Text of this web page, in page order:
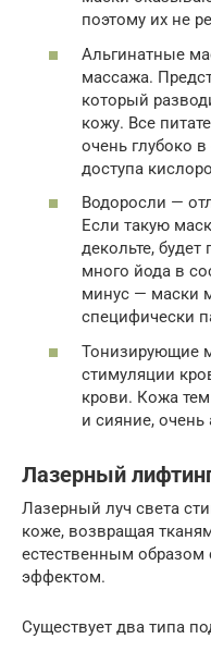
поэтому их не
Альгинатные
массажа.
который
кожу. Все
очень глубоко
доступа
Водоросли —
Если такую
декольте,
много йода в
минус — маски
специфически
Тонизирующие
стимуляции
крови. Кожа
и сияние, очень
Лазерный
Лазерный луч света
коже, возвращая
естественным
эффектом.
Существует два типа